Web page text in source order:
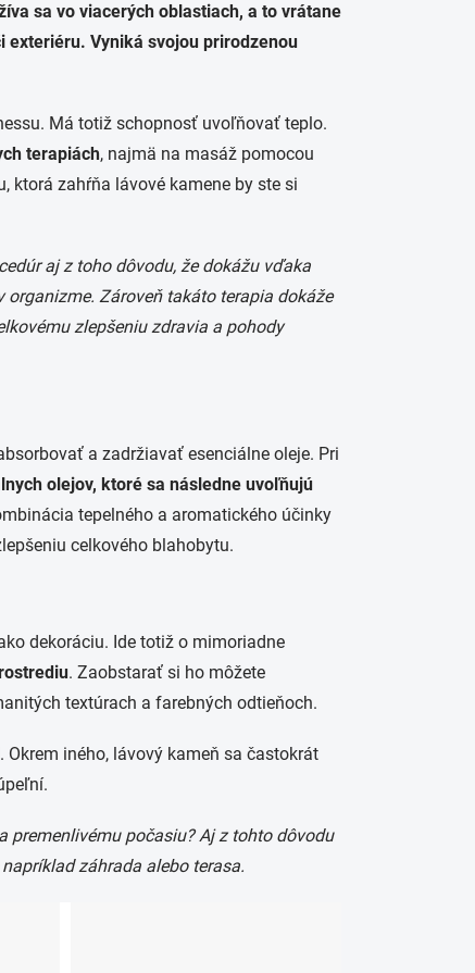
sa vo viacerých oblastiach, a to vrátane
Vyniká svojou prirodzenou
Má totiž schopnosť uvoľňovať teplo.
terapiách, najmä na masáž pomocou
ktorá zahŕňa lávové kamene by ste si
aj z toho dôvodu, že dokážu vďaka
Zároveň takáto terapia dokáže
zlepšeniu zdravia a pohody
a zadržiavať esenciálne oleje. Pri
olejov, ktoré sa následne uvoľňujú
tepelného a aromatického účinky
celkového blahobytu.
dekoráciu. Ide totiž o mimoriadne
. Zaobstarať si ho môžete
textúrach a farebných odtieňoch.
. Okrem iného, lávový kameň sa častokrát
premenlivému počasiu? Aj z tohto dôvodu
záhrada alebo terasa.